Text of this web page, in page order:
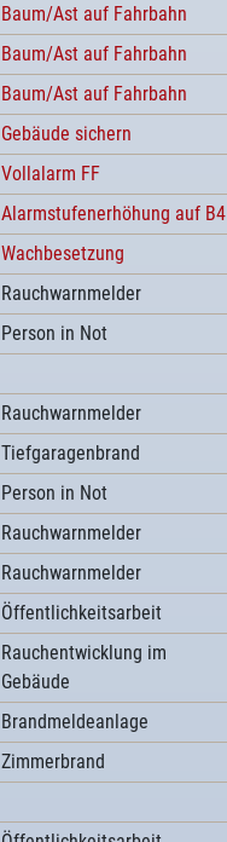
Baum/Ast auf Fahrbahn
Baum/Ast auf Fahrbahn
Baum/Ast auf Fahrbahn
Gebäude sichern
Vollalarm FF
Alarmstufenerhöhung auf B4
Wachbesetzung
Rauchwarnmelder
Person in Not
Rauchwarnmelder
Tiefgaragenbrand
Person in Not
Rauchwarnmelder
Rauchwarnmelder
Öffentlichkeitsarbeit
Rauchentwicklung im
Gebäude
Brandmeldeanlage
Zimmerbrand